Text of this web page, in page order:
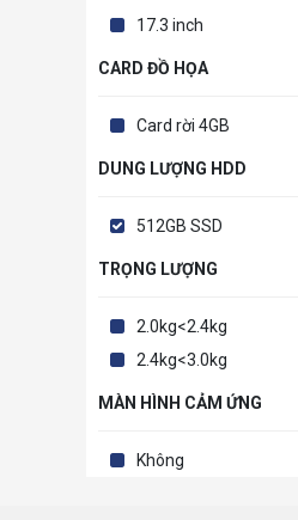
17.3 inch
CARD ĐỒ HỌA
Card rời 4GB
DUNG LƯỢNG HDD
512GB SSD
TRỌNG LƯỢNG
2.0kg<2.4kg
2.4kg<3.0kg
MÀN HÌNH CẢM ỨNG
Không